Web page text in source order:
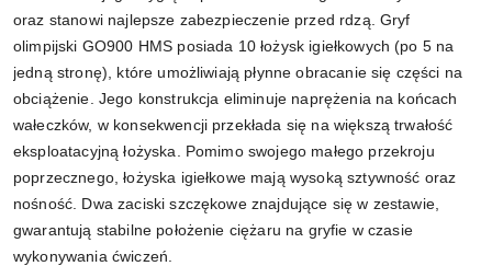
oraz stanowi najlepsze zabezpieczenie przed rdzą. Gryf
olimpijski GO900 HMS posiada 10 łożysk igiełkowych (po 5 na
jedną stronę), które umożliwiają płynne obracanie się części na
obciążenie. Jego konstrukcja eliminuje naprężenia na końcach
wałeczków, w konsekwencji przekłada się na większą trwałość
eksploatacyjną łożyska. Pomimo swojego małego przekroju
poprzecznego, łożyska igiełkowe mają wysoką sztywność oraz
nośność. Dwa zaciski szczękowe znajdujące się w zestawie,
gwarantują stabilne położenie ciężaru na gryfie w czasie
wykonywania ćwiczeń.